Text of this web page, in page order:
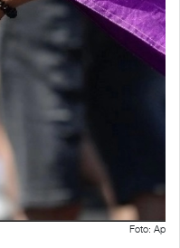
Foto: Ap